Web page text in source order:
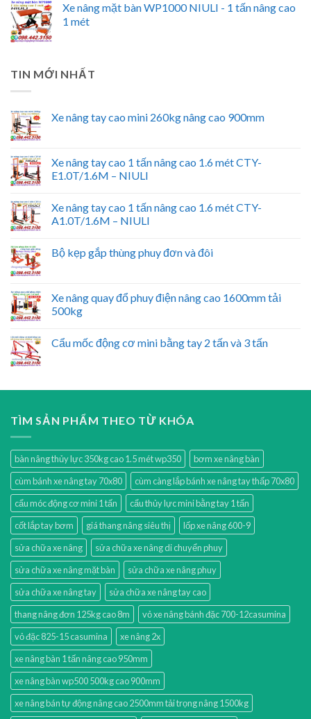
Xe nâng mặt bàn WP1000 NIULI - 1 tấn nâng cao
1 mét
TIN MỚI NHẤT
Xe nâng tay cao mini 260kg nâng cao 900mm
Xe nâng tay cao 1 tấn nâng cao 1.6 mét CTY-
E1.0T/1.6M – NIULI
Xe nâng tay cao 1 tấn nâng cao 1.6 mét CTY-
A1.0T/1.6M – NIULI
Bộ kẹp gắp thùng phuy đơn và đôi
Xe nâng quay đổ phuy điện nâng cao 1600mm tải
500kg
Cẩu mốc động cơ mini bằng tay 2 tấn và 3 tấn
TÌM SẢN PHẨM THEO TỪ KHÓA
bàn nâng thủy lực 350kg cao 1.5 mét wp350
bơm xe nâng bàn
cùm bánh xe nâng tay 70x80
cùm càng lắp bánh xe nâng tay thấp 70x80
cẩu móc động cơ mini 1 tấn
cẩu thủy lực mini bằng tay 1 tấn
cốt lắp tay bơm
giá thang nâng siêu thị
lốp xe nâng 600-9
sửa chữa xe nâng
sửa chữa xe nâng di chuyển phuy
sửa chữa xe nâng mặt bàn
sửa chữa xe nâng phuy
sửa chữa xe nâng tay
sửa chữa xe nâng tay cao
thang nâng đơn 125kg cao 8m
vỏ xe nâng bánh đặc 700-12casumina
vỏ đặc 825-15 casumina
xe nâng 2x
xe nâng bàn 1 tấn nâng cao 950mm
xe nâng bàn wp500 500kg cao 900mm
xe nâng bán tự động nâng cao 2500mm tải trọng nâng 1500kg